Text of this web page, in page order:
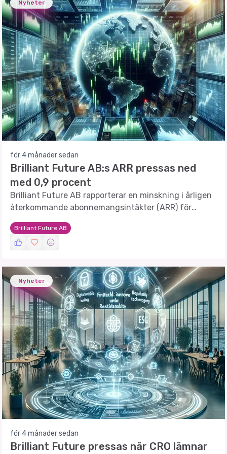
Nyheter
för 4 månader sedan
Brilliant Future AB:s ARR pressas ned
med 0,9 procent
Brilliant Future AB rapporterar en minskning i årligen
återkommande abonnemangsintäkter (ARR) för
första kvartalet 2026.
Brilliant Future AB
Nyheter
för 4 månader sedan
Brilliant Future pressas när CRO lämnar